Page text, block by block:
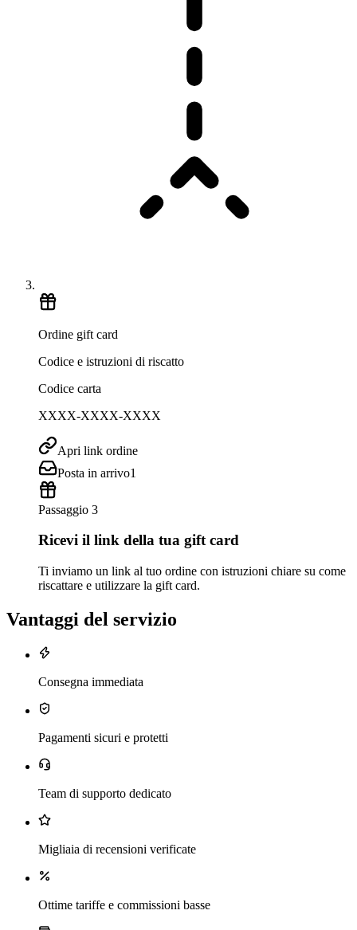
Ordine gift card
Codice e istruzioni di riscatto
Codice carta
XXXX-XXXX-XXXX
Apri link ordine
Posta in arrivo1
Passaggio 3
Ricevi il link della tua gift card
Ti inviamo un link al tuo ordine con istruzioni chiare su come
riscattare e utilizzare la gift card.
Vantaggi del servizio
Consegna immediata
Pagamenti sicuri e protetti
Team di supporto dedicato
Migliaia di recensioni verificate
Ottime tariffe e commissioni basse